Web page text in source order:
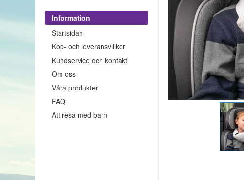
Information
Startsidan
Köp- och leveransvillkor
Kundservice och kontakt
Om oss
Våra produkter
FAQ
Att resa med barn